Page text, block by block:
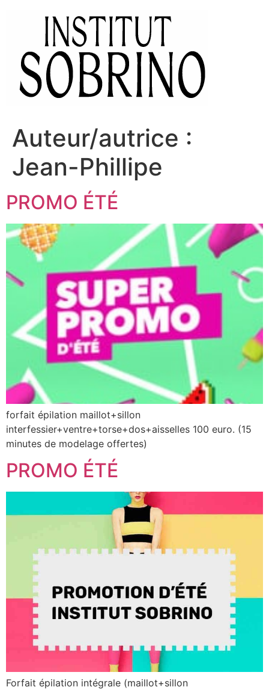
Auteur/autrice :
Jean-Phillipe
PROMO ÉTÉ
forfait épilation maillot+sillon
interfessier+ventre+torse+dos+aisselles 100 euro. (15
minutes de modelage offertes)
PROMO ÉTÉ
Forfait épilation intégrale (maillot+sillon